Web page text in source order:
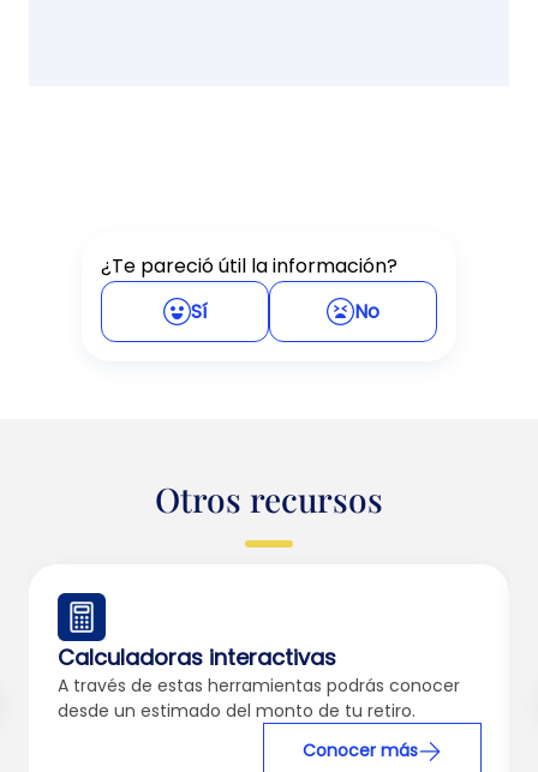
¿Te pareció útil la información?
Sí
No
Otros recursos
Calculadoras interactivas
A través de estas herramientas podrás conocer
desde un estimado del monto de tu retiro.
Conocer más